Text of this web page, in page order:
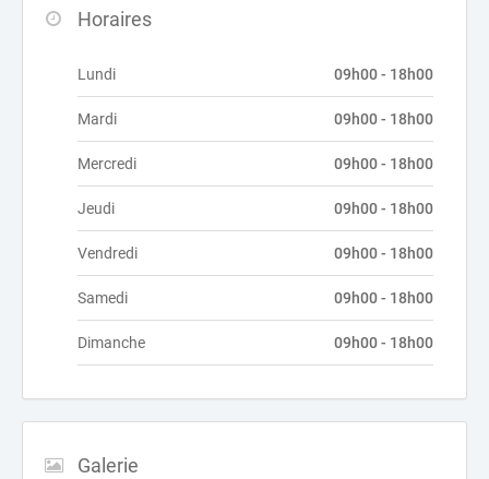
Horaires
Lundi 09h00 - 18h00
Mardi 09h00 - 18h00
Mercredi 09h00 - 18h00
Jeudi 09h00 - 18h00
Vendredi 09h00 - 18h00
Samedi 09h00 - 18h00
Dimanche 09h00 - 18h00
Galerie